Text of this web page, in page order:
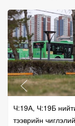
Ч:19А, Ч:19Б
тээврийн